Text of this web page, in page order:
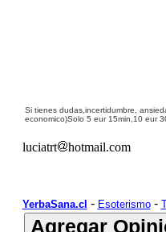
Si tienes dudas,incertidumbre,
economico)Solo 5 eur 15min,10 eur
luciatrt hotmail.com
YerbaSana.cl - Esoterismo-